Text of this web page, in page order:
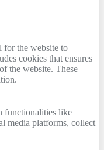
for the website to
cookies that ensures
the website. These
functionalities like
media platforms, collect